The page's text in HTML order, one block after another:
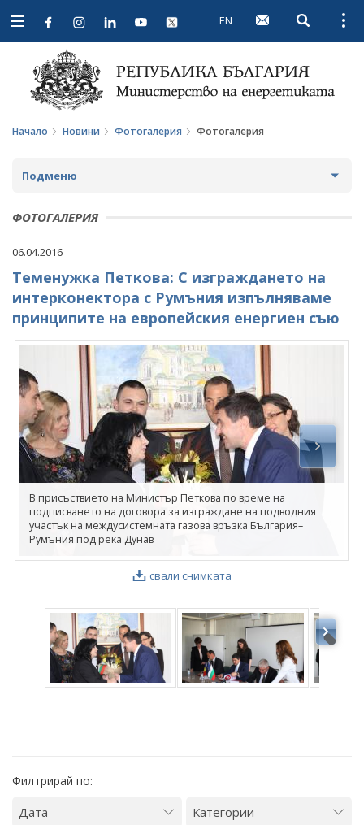
Open
navigation
EN Open
Начало Новини Фотогалерия Фотогалерия
Подменю
НОВИНИ
ПРЕДСТОЯЩИ СЪБИТИЯ
ЗА ОБЩЕСТВЕНО ОБСЪЖДАНЕ
ПРОЕКТИ ЗА ОБЩЕСТВЕНО ОБСЪЖДАНЕ
ЗАВЪРШИЛИ ПРОЦЕДУРИ ЗА ОБЩЕСТВЕНО
ОБСЪЖДАНЕ
ИНТЕРВЮТА
ПАРЛАМЕНТАРЕН КОНТРОЛ
ФОТОГАЛЕРИЯ
ВИДЕОГАЛЕРИЯ
ФОТОГАЛЕРИЯ
06.04.2016
Теменужка Петкова: С изграждането на
интерконектора с Румъния изпълняваме
принципите на европейския енергиен съю
свали снимката
В присъствието на Министър Петкова по време на
подписването на договора за изграждане на подводния
участък на междусистемната газова връзка България–
Румъния под река Дунав
Филтрирай по: